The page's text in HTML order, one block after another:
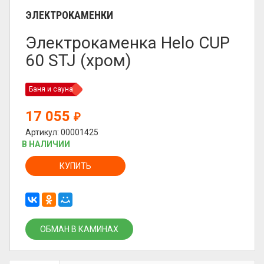
ЭЛЕКТРОКАМЕНКИ
Электрокаменка Helo CUP
60 STJ (хром)
Баня и сауна
17 055 ₽
Артикул: 00001425
В НАЛИЧИИ
КУПИТЬ
ОБМАН В КАМИНАХ